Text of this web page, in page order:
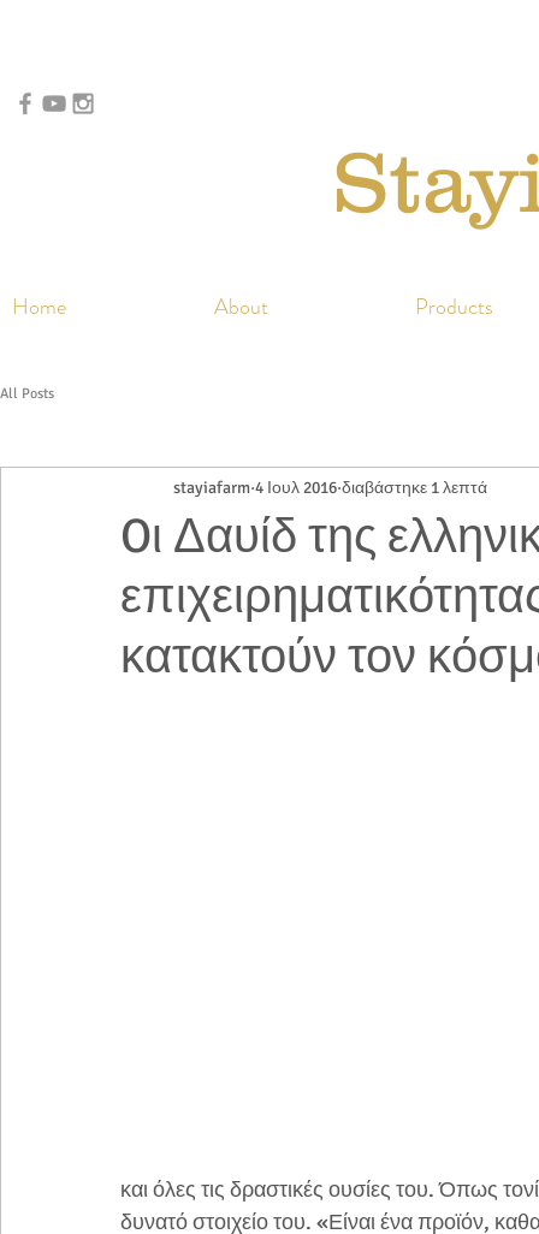
Home About Products
All Posts
Oι Δαυίδ της
κατακτούν τον
stayiafarm 4 Ιουλ 2016 διαβάστηκε 1 λεπτά
και όλες τις δραστικές ουσίες του. Όπως
δυνατό στοιχείο του. «Είναι ένα προϊόν,